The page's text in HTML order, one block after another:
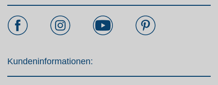
Kundeninformationen: